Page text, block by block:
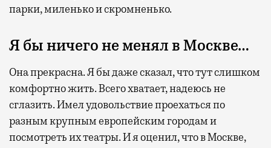
парки, миленько и скромненько.
Я бы ничего не менял в Москве…
Она прекрасна. Я бы даже сказал, что тут слишком
комфортно жить. Всего хватает, надеюсь не
сглазить. Имел удовольствие проехаться по
разным крупным европейским городам и
посмотреть их театры. И я оценил, что в Москве,